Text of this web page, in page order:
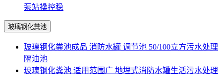
泵站操控稳
玻璃钢化粪池
玻璃钢化粪池成品 消防水罐 调节池 50/100立方污水处理
隔油池
玻璃钢化粪池 适用范围广 地埋式消防水罐生活污水处理